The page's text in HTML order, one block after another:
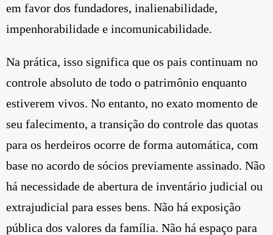
em favor dos fundadores, inalienabilidade,
impenhorabilidade e incomunicabilidade.
Na prática, isso significa que os pais continuam no
controle absoluto de todo o patrimônio enquanto
estiverem vivos. No entanto, no exato momento de
seu falecimento, a transição do controle das quotas
para os herdeiros ocorre de forma automática, com
base no acordo de sócios previamente assinado. Não
há necessidade de abertura de inventário judicial ou
extrajudicial para esses bens. Não há exposição
pública dos valores da família. Não há espaço para